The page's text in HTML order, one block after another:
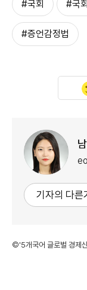
#국회 #국
#증언감정법
기자의 다른
©'5개국어 글로벌 경제